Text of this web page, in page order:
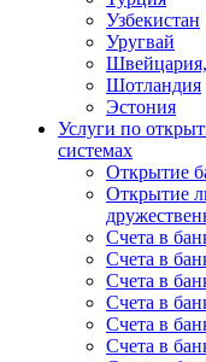
Узбекистан
Уругвай
Шотландия
Эстония
Услуги по
системах
Открытие
Открытие
Счета в
Счета в
Счета в
Счета в
Счета в
Счета в